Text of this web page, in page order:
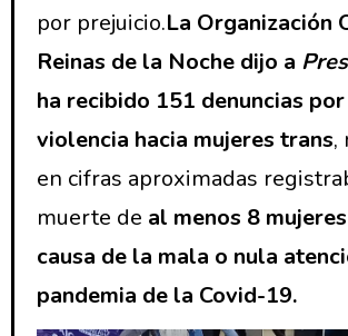
por prejuicio.La Organización
Reinas de la Noche dijo a
ha recibido 151 denuncias
violencia hacia mujeres trans,
en cifras aproximadas
muerte de al menos 8
causa de la mala o nula
pandemia de la Covid-19.